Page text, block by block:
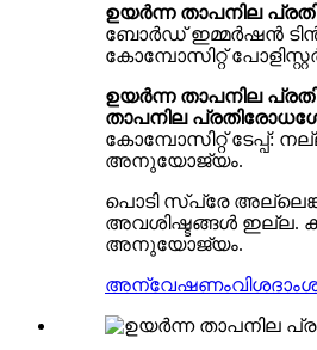
ഉയർന്ന താപനില
ബോർഡ് ഇമ്മർഷൻ ടിൻ,
കോമ്പോസിറ്റ്
ഉയർന്ന താപനില
താപനില
കോമ്പോസിറ്റ് ടേപ്പ്:
അനുയോജ്യം.
പൊടി സ്പ്രേ
അവശിഷ്ടങ്ങൾ ഇല്ല.
അനുയോജ്യം.
അന്വേഷണം